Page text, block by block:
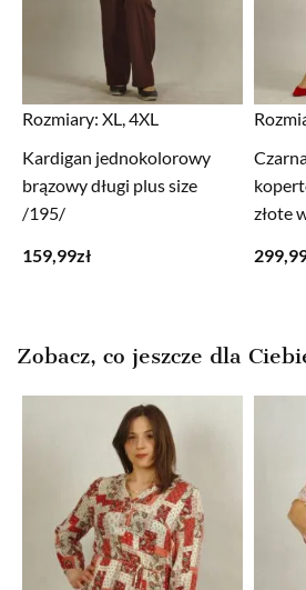
Rozmiary: XL, 4XL
Kardigan jednokolorowy
brązowy długi plus size
/195/
159,99zł
złote
Zobacz, co jeszcze dla